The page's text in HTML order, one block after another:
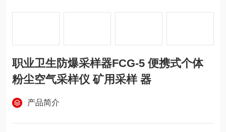
职业卫生防爆采样器FCG-5 便携式个体
粉尘空气采样仪 矿用采样 器
产品简介